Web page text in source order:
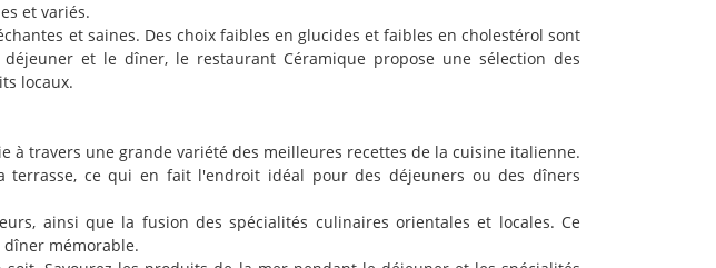
et variés.
et saines. Des choix faibles en glucides et faibles en cholestérol sont
et le dîner, le restaurant Céramique propose une sélection des
locaux.
travers une grande variété des meilleures recettes de la cuisine italienne.
ce qui en fait l'endroit idéal pour des déjeuners ou des dîners
ainsi que la fusion des spécialités culinaires orientales et locales. Ce
mémorable.